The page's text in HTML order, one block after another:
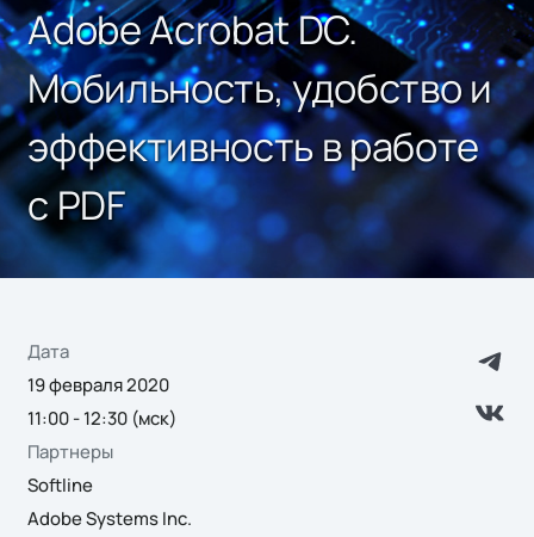
Adobe Acrobat DC.
Мобильность, удобство и
эффективность в работе
с PDF
Дата
19 февраля 2020
11:00 - 12:30 (мск)
Партнеры
Softline
Adobe Systems Inc.